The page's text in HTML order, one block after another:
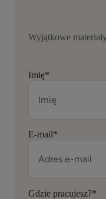
Wyjątkowe
Imię*
E-mail*
Gdzie pracujesz?*